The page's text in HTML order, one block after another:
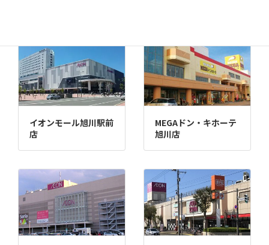
イオンモール旭川駅前
店
MEGAドン・キホーテ
旭川店